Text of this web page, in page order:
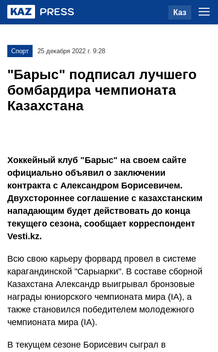
Каз
Спорт 25 декабря 2022 г. 9:28
"Барыс" подписал лучшего
бомбардира чемпионата
Казахстана
Хоккейный клуб "Барыс" на своем сайте
официально объявил о заключении
контракта с Александром Борисевичем.
Двухстороннее соглашение с казахстанским
нападающим будет действовать до конца
текущего сезона, сообщает корреспондент
Vesti.kz.
Всю свою карьеру форвард провел в системе
карагандинской "Сарыарки". В составе сборной
Казахстана Александр выигрывал бронзовые
награды юниорского чемпионата мира (IA), а
также становился победителем молодежного
чемпионата мира (IA).
В текущем сезоне Борисевич сыграл в